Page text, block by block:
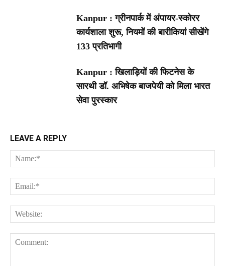
Kanpur : ग्रीनपार्क में अंपायर-स्कोरर
कार्यशाला शुरू, नियमों की बारीकियां सीखेंगे
133 प्रतिभागी
Kanpur : खिलाड़ियों की फिटनेस के
सारथी डॉ. अभिषेक बाजपेयी को मिला भारत
सेवा पुरस्कार
LEAVE A REPLY